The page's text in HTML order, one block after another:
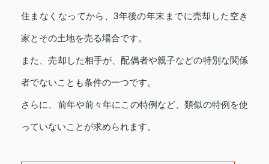
住まなくなってから、3年後の年末までに売却した空き
家とその土地を売る場合です。
また、売却した相手が、配偶者や親子などの特別な関係
者でないことも条件の一つです。
さらに、前年や前々年にこの特例など、類似の特例を使
っていないことが求められます。